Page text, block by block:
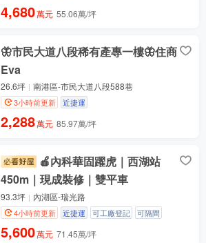
4,680萬元 55.06萬/坪
🦋市民大道八段稀有產專一樓🦋住商
Eva
26.6坪 南港區-市民大道八段588巷
3小時前更新 近捷運
2,288萬元 85.97萬/坪
🍎內科華固躍虎｜西湖站
450m｜現成裝修｜雙平車
93.3坪 內湖區-瑞光路
4小時前更新 近捷運 可工廠登記 可隔間
5,600萬元 71.45萬/坪